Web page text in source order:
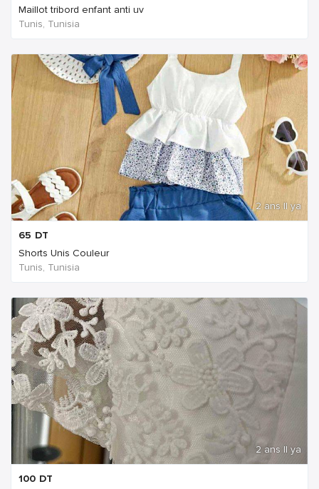
Maillot tribord enfant anti uv
Tunis, Tunisia
2 ans Il ya
65 DT
Shorts Unis Couleur
Tunis, Tunisia
2 ans Il ya
100 DT